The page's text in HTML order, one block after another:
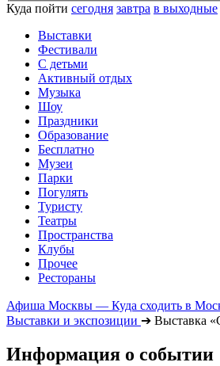
Куда пойти сегодня завтра в выходные
Выставки
Фестивали
С детьми
Активный отдых
Музыка
Шоу
Праздники
Образование
Бесплатно
Музеи
Парки
Погулять
Туристу
Театры
Пространства
Клубы
Прочее
Рестораны
Афиша Москвы — Куда сходить в
Выставки и экспозиции ➔ Выставка
Информация о событии